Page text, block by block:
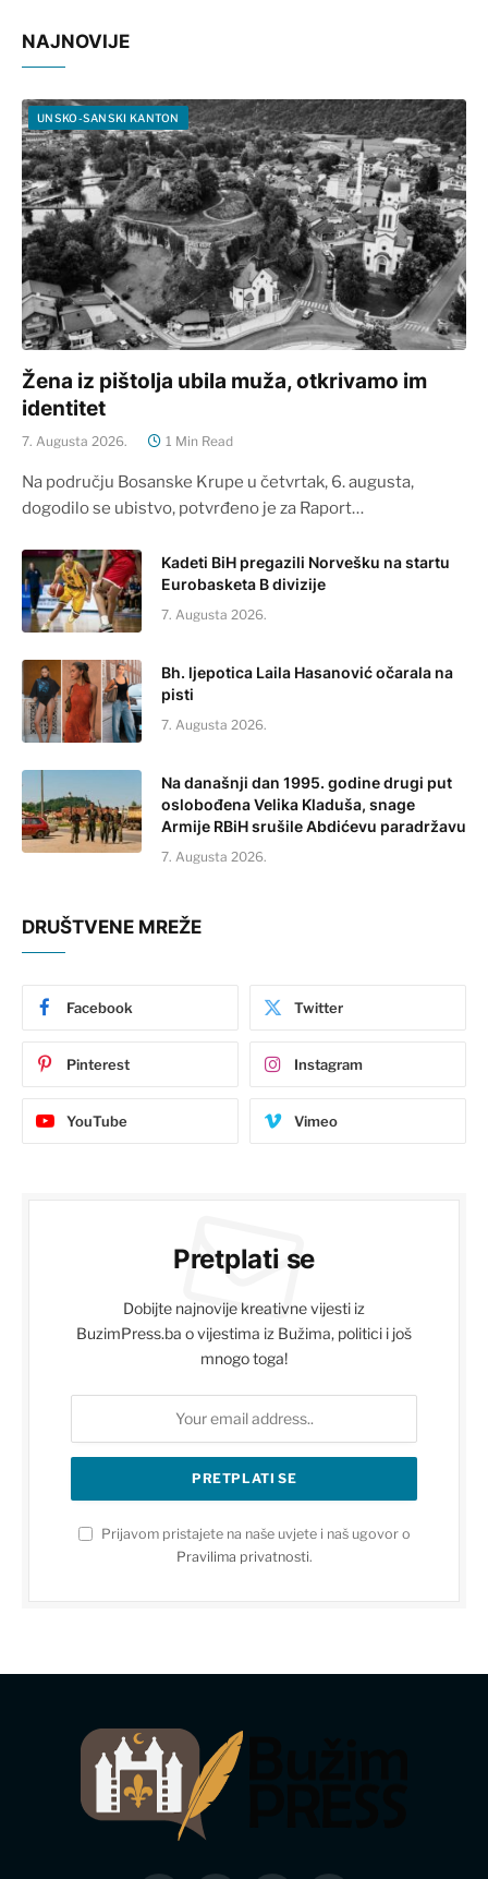
NAJNOVIJE
UNSKO-SANSKI KANTON
Žena iz pištolja ubila muža, otkrivamo im
identitet
7. Augusta 2026. 1 Min Read
Na području Bosanske Krupe u četvrtak, 6. augusta,
dogodilo se ubistvo, potvrđeno je za Raport…
Kadeti BiH pregazili Norvešku na startu
Eurobasketa B divizije
7. Augusta 2026.
Bh. ljepotica Laila Hasanović očarala na
pisti
7. Augusta 2026.
Na današnji dan 1995. godine drugi put
oslobođena Velika Kladuša, snage
Armije RBiH srušile Abdićevu paradržavu
7. Augusta 2026.
DRUŠTVENE MREŽE
Facebook Twitter
Pinterest Instagram
YouTube Vimeo
Pretplati se
Dobijte najnovije kreativne vijesti iz
BuzimPress.ba o vijestima iz Bužima, politici i još
mnogo toga!
Prijavom pristajete na naše uvjete i naš ugovor o
Pravilima privatnosti.